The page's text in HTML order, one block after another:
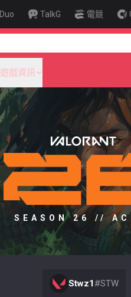
Duo TalkG 電競
遊戲資訊
SEASON 26 //
Stwz1 #STW